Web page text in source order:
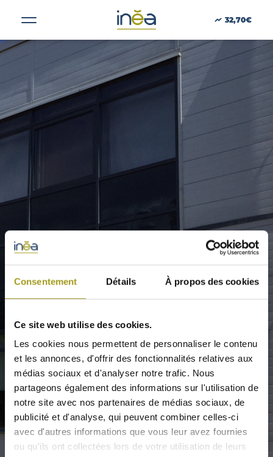
Consentement Détails À propos des cookies
Ce site web utilise des cookies.
Les cookies nous permettent de personnaliser le contenu
et les annonces, d'offrir des fonctionnalités relatives aux
médias sociaux et d'analyser notre trafic. Nous
partageons également des informations sur l'utilisation de
notre site avec nos partenaires de médias sociaux, de
publicité et d'analyse, qui peuvent combiner celles-ci
avec d'autres informations que vous leur avez fournies
ou qu'ils ont collectées lors de votre utilisation de leurs
32,70€
ACTUS
PRESSE
PORTE-DOCUMENTS
GREEN BUILDING
ACTIFS
CONTACT
SAINT JACQUES